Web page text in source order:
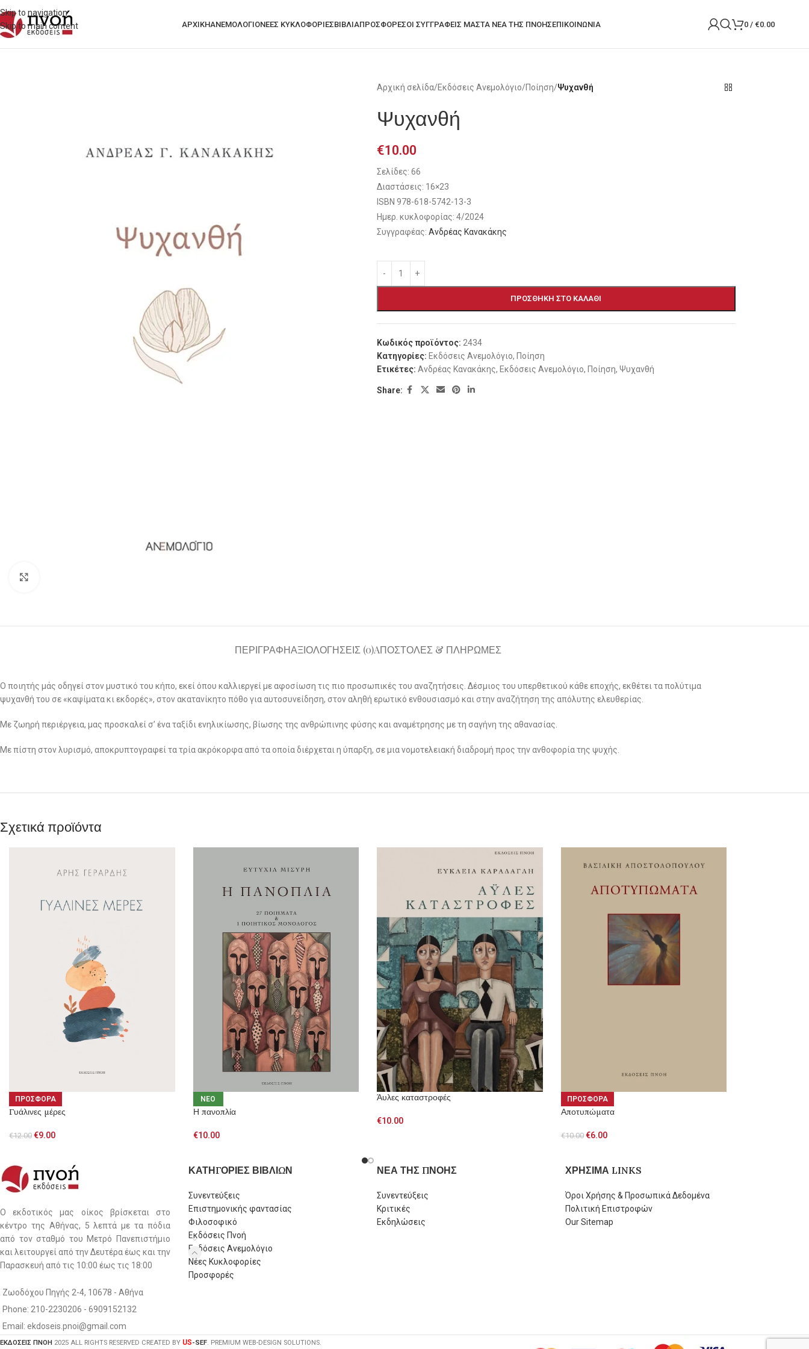
Skip to navigation
Skip to main content
ΑΡΧΙΚΗΑΝΕΜΟΛΟΓΙΟΝΈΕΣ ΚΥΚΛΟΦΟΡΊΕΣΒΙΒΛΙΑΠΡΟΣΦΟΡΈΣΟΙ ΣΥΓΓΡΑΦΕΙΣ ΜΑΣΤΑ ΝΈΑ ΤΗΣ ΠΝΟΉΣΕΠΙΚΟΙΝΩΝΙΑ 0 / €0.00
Αρχική σελίδα/Εκδόσεις Ανεμολόγιο/Ποίηση/Ψυχανθή
Ψυχανθή
€10.00
Σελίδες: 66
Διαστάσεις: 16×23
ΙSBN 978-618-5742-13-3
Ημερ. κυκλοφορίας: 4/2024
Συγγραφέας: Ανδρέας Κανακάκης
ΠΡΟΣΘΉΚΗ ΣΤΟ ΚΑΛΆΘΙ
Κωδικός προϊόντος: 2434
Κατηγορίες: Εκδόσεις Ανεμολόγιο, Ποίηση
Ετικέτες: Ανδρέας Κανακάκης, Εκδόσεις Ανεμολόγιο, Ποίηση, Ψυχανθή
Share:
ΠΕΡΙΓΡΑΦΉΑΞΙΟΛΟΓΉΣΕΙΣ (0)AΠΟΣΤΟΛΕΣ & ΠΛΗΡΩΜΕΣ
Ο ποιητής μάς οδηγεί στον μυστικό του κήπο, εκεί όπου καλλιεργεί με αφοσίωση τις πιο προσωπικές του αναζητήσεις. Δέσμιος του υπερθετικού κάθε εποχής, εκθέτει τα πολύτιμα
ψυχανθή του σε «καψίματα κι εκδορές», στον ακατανίκητο πόθο για αυτοσυνείδηση, στον αληθή ερωτικό ενθουσιασμό και στην αναζήτηση της απόλυτης ελευθερίας.
Με ζωηρή περιέργεια, μας προσκαλεί σ’ ένα ταξίδι ενηλικίωσης, βίωσης της ανθρώπινης φύσης και αναμέτρησης με τη σαγήνη της αθανασίας.
Με πίστη στον λυρισμό, αποκρυπτογραφεί τα τρία ακρόκορφα από τα οποία διέρχεται η ύπαρξη, σε μια νομοτελειακή διαδρομή προς την ανθοφορία της ψυχής.
Σχετικά προϊόντα
ΠΡΟΣΦΟΡΑ
Γυάλινες μέρες
€12.00 €9.00
NEO
Η πανοπλία
€10.00
Άυλες καταστροφές
€10.00
ΠΡΟΣΦΟΡΑ
Αποτυπώματα
€10.00 €6.00
Ο εκδοτικός μας οίκος βρίσκεται στο
κέντρο της Αθήνας, 5 λεπτά με τα πόδια
από τον σταθμό του Μετρό Πανεπιστήμιο
και λειτουργεί από την Δευτέρα έως και την
Παρασκευή από τις 10:00 έως τις 18:00
Ζωοδόχου Πηγής 2-4, 10678 - Αθήνα
Phone: 210-2230206 - 6909152132
Email: ekdoseis.pnoi@gmail.com
ΚΑΤΗΓΟΡΙΕΣ ΒΙΒΛΙΩΝ
Συνεντεύξεις
Επιστημονικής φαντασίας
Φιλοσοφικό
Εκδόσεις Πνοή
Εκδόσεις Ανεμολόγιο
Νέες Κυκλοφορίες
Προσφορές
ΝΕΑ ΤΗΣ ΠΝΟΗΣ
Συνεντεύξεις
Κριτικές
Εκδηλώσεις
ΧΡΗΣΙΜΑ LINKS
Όροι Χρήσης & Προσωπικά Δεδομένα
Πολιτική Επιστροφών
Our Sitemap
ΕΚΔΟΣΕΙΣ ΠΝΟΗ 2025 ALL RIGHTS RESERVED CREATED BY US-SEF. PREMIUM WEB-DESIGN SOLUTIONS.